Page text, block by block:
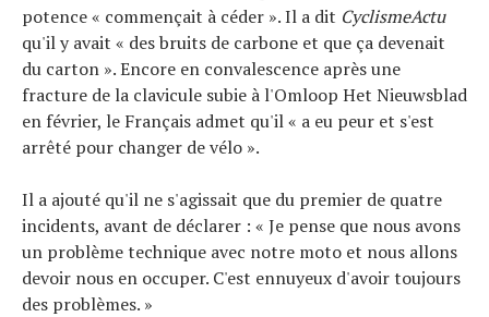
potence « commençait à céder ». Il a dit CyclismeActu
qu'il y avait « des bruits de carbone et que ça devenait
du carton ». Encore en convalescence après une
fracture de la clavicule subie à l'Omloop Het Nieuwsblad
en février, le Français admet qu'il « a eu peur et s'est
arrêté pour changer de vélo ».
Il a ajouté qu'il ne s'agissait que du premier de quatre
incidents, avant de déclarer : « Je pense que nous avons
un problème technique avec notre moto et nous allons
devoir nous en occuper. C'est ennuyeux d'avoir toujours
des problèmes. »